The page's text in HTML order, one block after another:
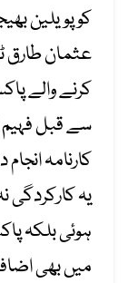
کو پویلین
عثمان طارق
کرنے والے
سے قبل فہیم
کارنامہ
یہ کارکردگی
ہوئی بلکہ
میں بھی